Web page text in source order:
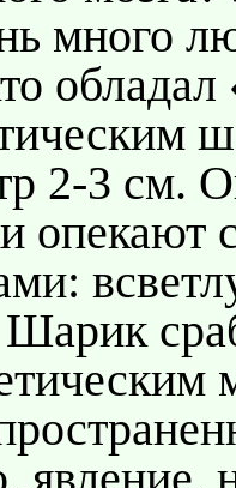
много
обладал
2-3 см.
опекают
Шарик